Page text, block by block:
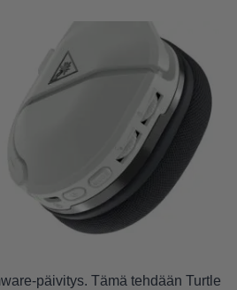
päivitys. Tämä tehdään Turtle